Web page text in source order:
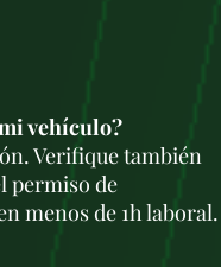
vehículo?
Verifique también
permiso de
menos de 1h laboral.